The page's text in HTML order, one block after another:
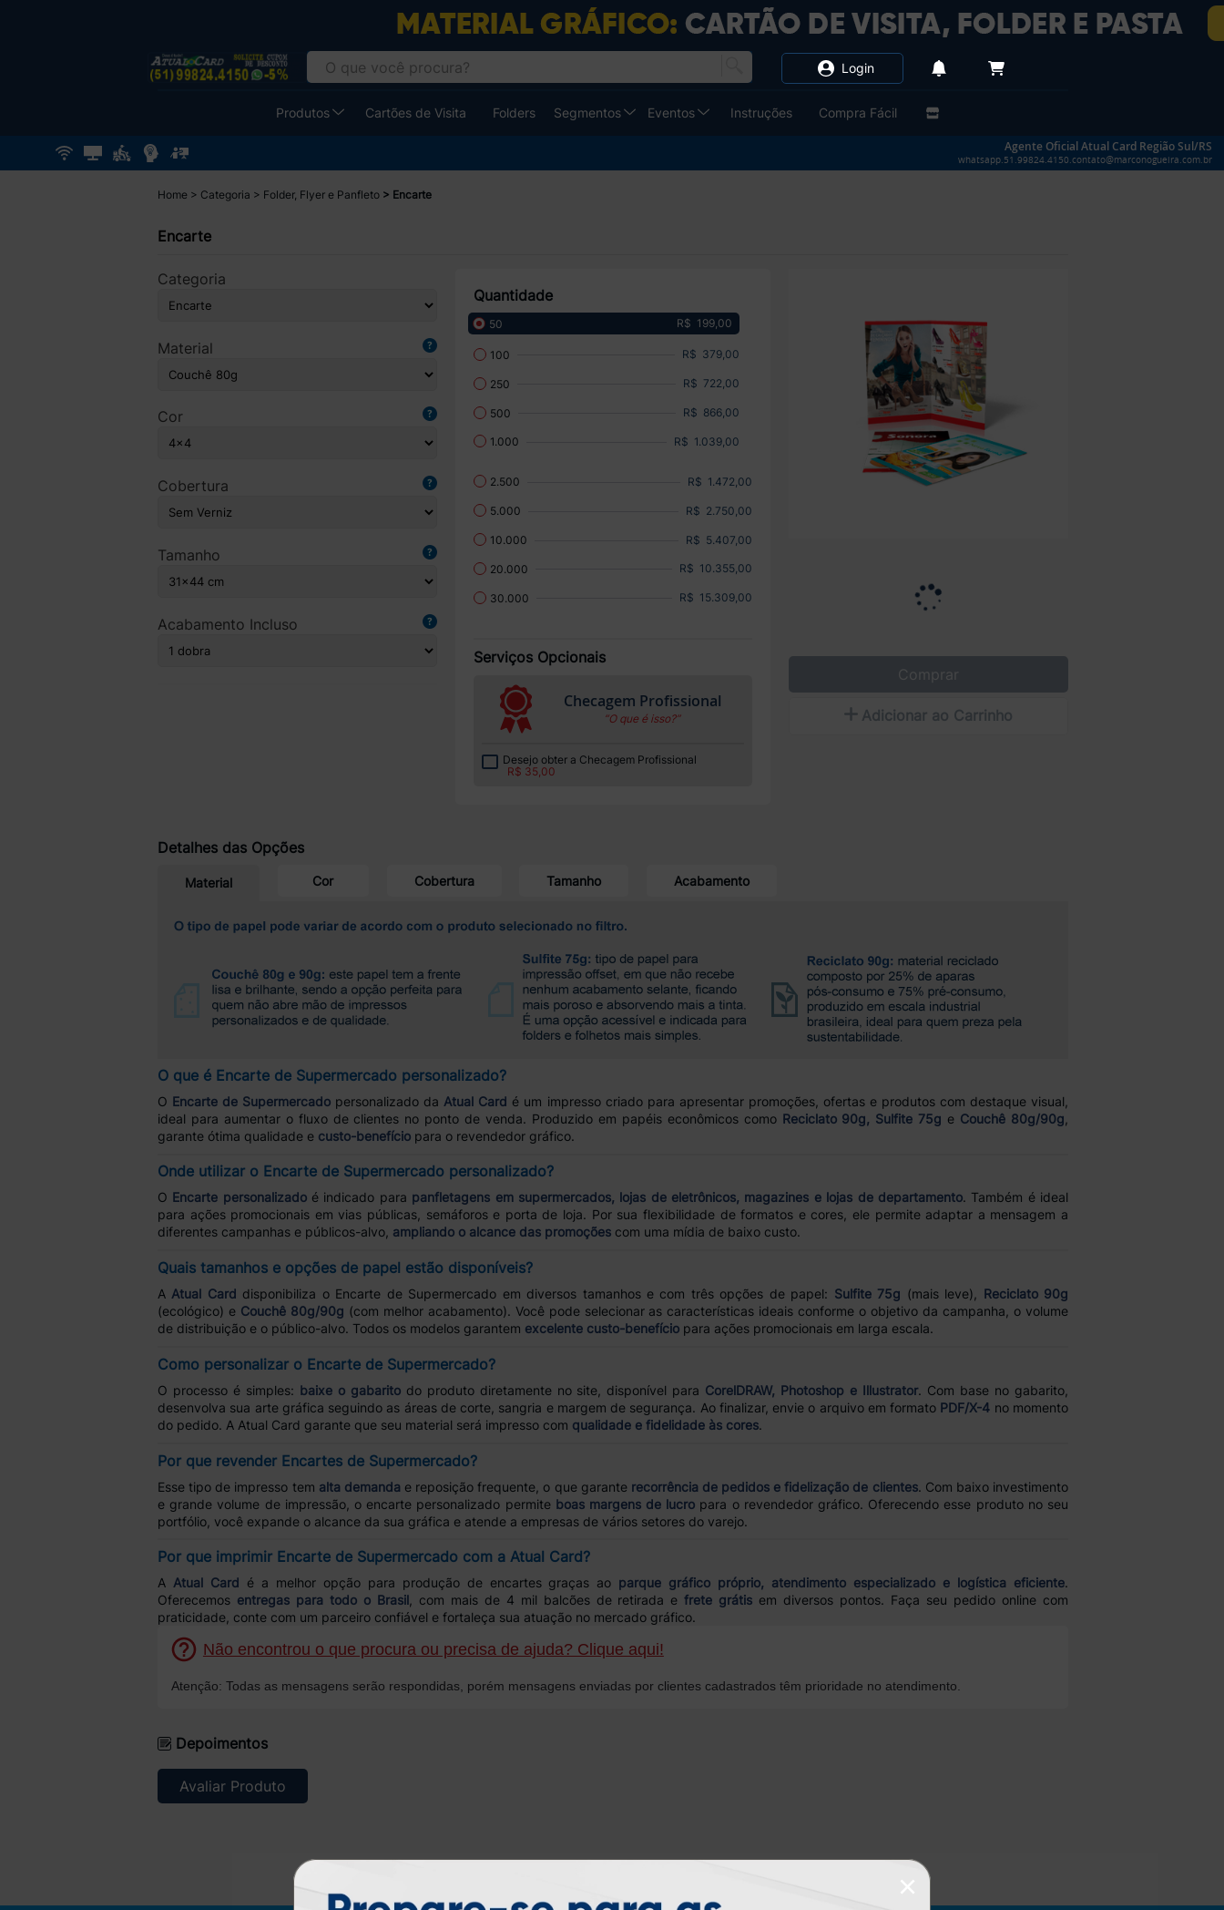
Produtos Cartões de Visita Folders Segmentos Eventos Instruções Compra Fácil
Login
Agente Oficial Atual Card Região Sul/RS
whatsapp.51.99824.4150.contato@marconogueira.com.br
Home Categoria Folder, Flyer e Panfleto Encarte
Encarte
Categoria
Material
Cor
Cobertura
Tamanho
Acabamento Incluso
Quantidade
50 R$ 199,00
100 R$ 379,00
250 R$ 722,00
500 R$ 866,00
1.000 R$ 1.039,00
2.500 R$ 1.472,00
5.000 R$ 2.750,00
10.000 R$ 5.407,00
20.000 R$ 10.355,00
30.000 R$ 15.309,00
Serviços Opcionais
Checagem Profissional
“O que é isso?”
Desejo obter a Checagem Profissional
R$ 35,00
Comprar
Adicionar ao Carrinho
Detalhes das Opções
Material Cor Cobertura Tamanho Acabamento
O que é Encarte de Supermercado personalizado?
O Encarte de Supermercado personalizado da Atual Card é um impresso criado para apresentar promoções, ofertas e produtos com destaque visual,
ideal para aumentar o fluxo de clientes no ponto de venda. Produzido em papéis econômicos como Reciclato 90g, Sulfite 75g e Couchê 80g/90g
garante ótima qualidade e custo-benefício para o revendedor gráfico.
Onde utilizar o Encarte de Supermercado personalizado?
O Encarte personalizadoé indicado para panfletagens em supermercados, lojas de eletrônicos, magazines e lojas de departamento. Também é ideal
para ações promocionais em vias públicas, semáforos e porta de loja. Por sua flexibilidade de formatos e cores, ele permite adaptar a mensagem a
diferentes campanhas e públicos-alvo, ampliando o alcance das promoções com uma mídia de baixo custo.
Quais tamanhos e opções de papel estão disponíveis?
A Atual Card disponibiliza o Encarte de Supermercado em diversos tamanhos e com três opções de papel: Sulfite 75g (mais leve), Reciclato 90g
(ecológico) e Couchê 80g/90g (com melhor acabamento). Você pode selecionar as características ideais conforme o objetivo da campanha, o volume
de distribuição e o público-alvo. Todos os modelos garantem excelente custo-benefício para ações promocionais em larga escala.
Como personalizar o Encarte de Supermercado?
O processo é simples: baixe o gabaritodo produto diretamente no site, disponível para CorelDRAW, Photoshop e Illustrator. Com base no gabarito,
desenvolva sua arte gráfica seguindo as áreas de corte, sangria e margem de segurança. Ao finalizar, envie o arquivo em formato PDF/X-4 no momento
do pedido. A Atual Card garante que seu material será impresso com qualidade e fidelidade às cores.
Por que revender Encartes de Supermercado?
Esse tipo de impresso tem alta demanda e reposição frequente, o que garante recorrência de pedidos e fidelização de clientes. Com baixo investimento
e grande volume de impressão, o encarte personalizado permite boas margens de lucro para o revendedor gráfico. Oferecendo esse produto no seu
portfólio, você expande o alcance da sua gráfica e atende a empresas de vários setores do varejo.
Por que imprimir Encarte de Supermercado com a Atual Card?
A Atual Card é a melhor opção para produção de encartes graças ao parque gráfico próprio, atendimento especializado e logística eficiente.
Oferecemos entregas para todo o Brasil, com mais de 4 mil balcões de retirada efrete grátis em diversos pontos. Faça seu pedido online com
praticidade, conte com um parceiro confiável e fortaleça sua atuação no mercado gráfico.
Não encontrou o que procura ou precisa de ajuda? Clique aqui!
Atenção: Todas as mensagens serão respondidas, porém mensagens enviadas por clientes cadastrados têm prioridade no atendimento.
Depoimentos
Avaliar Produto